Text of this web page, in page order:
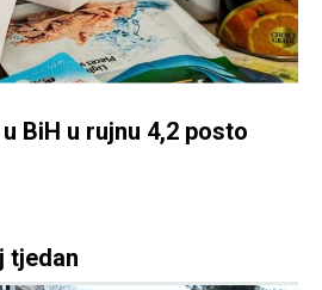
BiH u rujnu 4,2 posto
tjedan